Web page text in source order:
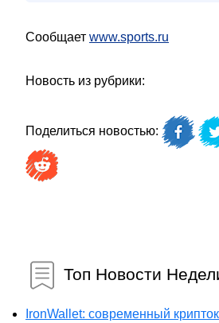
Сообщает www.sports.ru
Новость из рубрики:
Поделиться новостью:
Топ Новости
IronWallet: современный